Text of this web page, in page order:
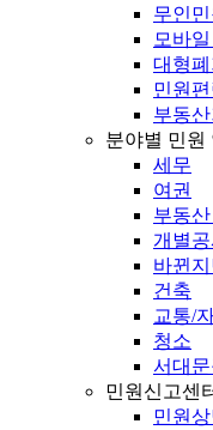
무인민
모바
대형
민원
부동
분야별 민원
세무
여권
부동
개별
바뀐
건축
교통/
청소
서대
민원신고센
민원